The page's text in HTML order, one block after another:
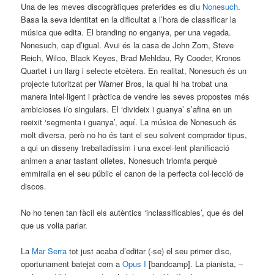
Una de les meves discogràfiques preferides es diu Nonesuch.
Basa la seva identitat en la dificultat a l’hora de classificar la
música que edita. El branding no enganya, per una vegada.
Nonesuch, cap d’igual. Avui és la casa de John Zorn, Steve
Reich, Wilco, Black Keyes, Brad Mehldau, Ry Cooder, Kronos
Quartet i un llarg i selecte etcètera. En realitat, Nonesuch és un
projecte tutoritzat per Warner Bros, la qual hi ha trobat una
manera intel·ligent i pràctica de vendre les seves propostes més
ambicioses i/o singulars. El ‘divideix i guanya’ s’afina en un
reeixit ‘segmenta i guanya’, aquí. La música de Nonesuch és
molt diversa, però no ho és tant el seu solvent comprador tipus,
a qui un disseny treballadíssim i una excel·lent planificació
animen a anar tastant olletes. Nonesuch triomfa perquè
emmiralla en el seu públic el canon de la perfecta col·lecció de
discos.
No ho tenen tan fàcil els autèntics ‘inclassificables’, que és del
que us volia parlar.
La Mar Serra tot just acaba d’editar (-se) el seu primer disc,
oportunament batejat com aOpus I [bandcamp]. La pianista, –